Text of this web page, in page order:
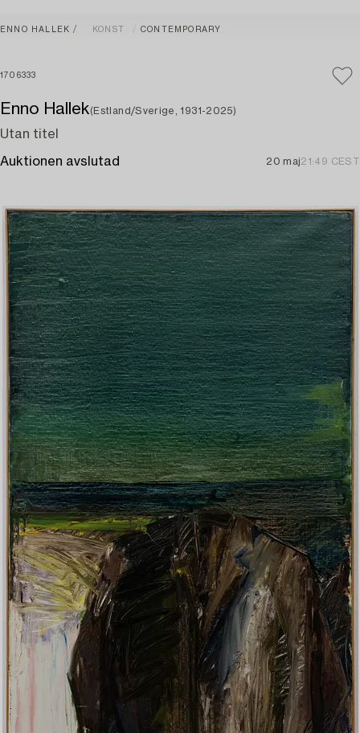
ENNO HALLEK KONST CONTEMPORARY
1706333
Enno Hallek(Estland/Sverige, 1931-2025)
Utan titel
Auktionen avslutad 20 maj21:49 CEST